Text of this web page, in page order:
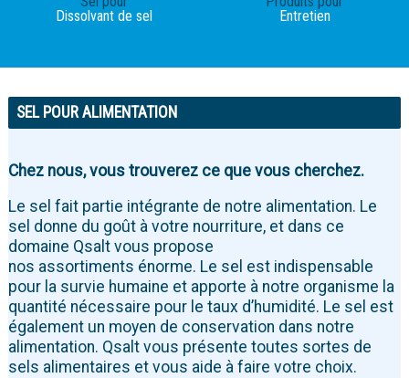
Dissolvant de sel
Entretien
SEL POUR ALIMENTATION
Chez nous, vous trouverez ce que vous cherchez.
Le sel fait partie intégrante de notre alimentation. Le
sel donne du goût à votre nourriture, et dans ce
domaine Qsalt vous propose
nos assortiments énorme. Le sel est indispensable
pour la survie humaine et apporte à notre organisme la
quantité nécessaire pour le taux d’humidité. Le sel est
également un moyen de conservation dans notre
alimentation. Qsalt vous présente toutes sortes de
sels alimentaires et vous aide à faire votre choix.